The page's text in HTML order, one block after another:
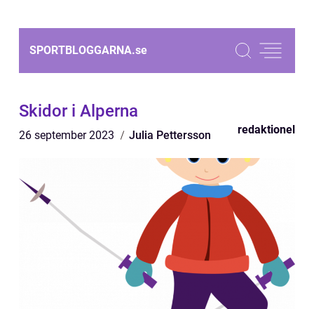
SPORTBLOGGARNA.se
Skidor i Alperna
26 september 2023 Julia Pettersson redaktionel